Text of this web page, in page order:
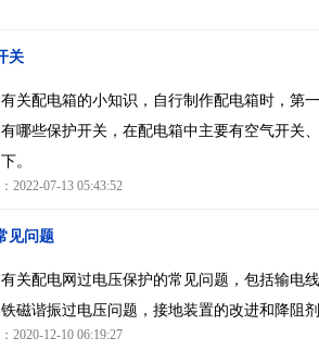
关
有关配电箱的小知识，自行制作配电箱时，第
有哪些保护开关，在配电箱中主要有空气开关
下。
2022-07-13 05:43:52
见问题
有关配电网过电压保护的常见问题，包括输电
铁磁谐振过电压问题，接地装置的改进和降阻
2020-12-10 06:19:27